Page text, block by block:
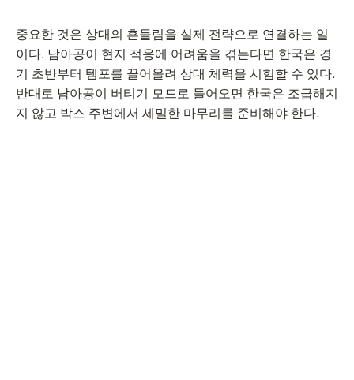
중요한 것은 상대의 흔들림을 실제 전략으로 연결하는 일
이다. 남아공이 현지 적응에 어려움을 겪는다면 한국은 경
기 초반부터 템포를 끌어올려 상대 체력을 시험할 수 있다.
반대로 남아공이 버티기 모드로 들어오면 한국은 조급해지
지 않고 박스 주변에서 세밀한 마무리를 준비해야 한다.